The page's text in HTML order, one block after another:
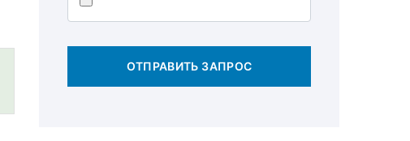
ОТПРАВИТЬ ЗАПРОС